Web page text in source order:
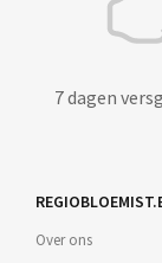
7 dagen
Over ons